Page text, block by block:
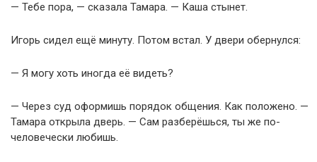
— Тебе пора, — сказала Тамара. — Каша стынет.
Игорь сидел ещё минуту. Потом встал. У двери обернулся:
— Я могу хоть иногда её видеть?
— Через суд оформишь порядок общения. Как положено. —
Тамара открыла дверь. — Сам разберёшься, ты же по-
человечески любишь.